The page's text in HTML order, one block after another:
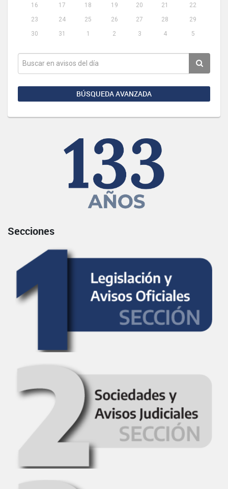
16
17 18 19 20 21
22
23
24 25 26 27 28
29
30
31 1 2 3 4 5
BÚSQUEDA AVANZADA
Secciones